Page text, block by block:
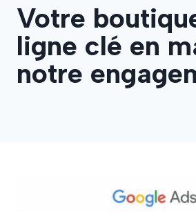
Votre
ligne clé en
notre